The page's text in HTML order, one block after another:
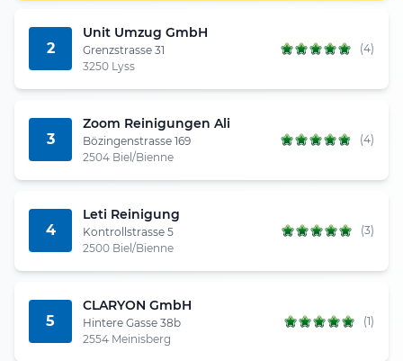
2
Unit Umzug GmbH
Grenzstrasse 31
3250 Lyss
(4)
3
Zoom Reinigungen Ali
Bözingenstrasse 169
2504 Biel/Bienne
(4)
4
Leti Reinigung
Kontrollstrasse 5
2500 Biel/Bienne
(3)
5
CLARYON GmbH
Hintere Gasse 38b
2554 Meinisberg
(1)